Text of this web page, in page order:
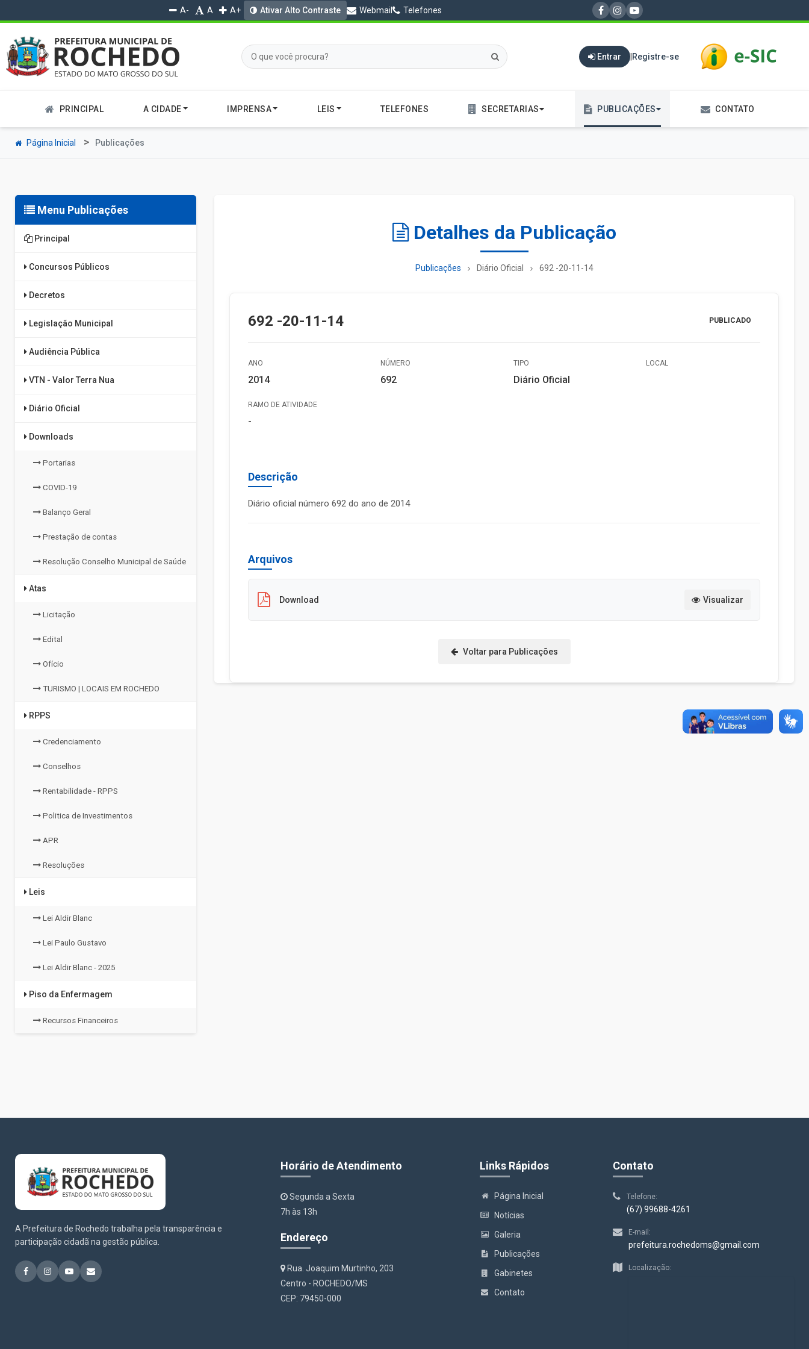
A- A A+ Ativar Alto Contraste Webmail Telefones
Entrar | Registre-se
PRINCIPAL A CIDADE IMPRENSA LEIS TELEFONES SECRETARIAS PUBLICAÇÕES CONTATO
Página Inicial Publicações
Menu Publicações
Principal
Concursos Públicos
Decretos
Legislação Municipal
Audiência Pública
VTN - Valor Terra Nua
Diário Oficial
Downloads
Portarias
COVID-19
Balanço Geral
Prestação de contas
Resolução Conselho Municipal de Saúde
Atas
Licitação
Edital
Ofício
TURISMO | LOCAIS EM ROCHEDO
RPPS
Credenciamento
Conselhos
Rentabilidade - RPPS
Politica de Investimentos
APR
Resoluções
Leis
Lei Aldir Blanc
Lei Paulo Gustavo
Lei Aldir Blanc - 2025
Piso da Enfermagem
Recursos Financeiros
Detalhes da Publicação
Publicações Diário Oficial 692 -20-11-14
692 -20-11-14 PUBLICADO
ANO
2014
NÚMERO
692
TIPO
Diário Oficial
LOCAL
RAMO DE ATIVIDADE
-
Descrição
Diário oficial número 692 do ano de 2014
Arquivos
Download Visualizar
Voltar para Publicações
A Prefeitura de Rochedo trabalha pela transparência e
participação cidadã na gestão pública.
Horário de Atendimento
Segunda a Sexta
7h às 13h
Endereço
Rua. Joaquim Murtinho, 203
Centro - ROCHEDO/MS
CEP: 79450-000
Links Rápidos
Página Inicial
Notícias
Galeria
Publicações
Gabinetes
Contato
Contato
Telefone:
(67) 99688-4261
E-mail:
prefeitura.rochedoms@gmail.com
Localização: